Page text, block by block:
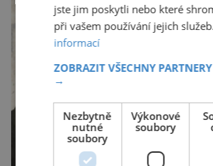
umělé inteligence a […]
jste jim poskytli nebo které
při vašem používání jejich
informací
ZOBRAZIT VŠECHNY
→
Nezbytně
nutné
soubory
Výkonové
soubory